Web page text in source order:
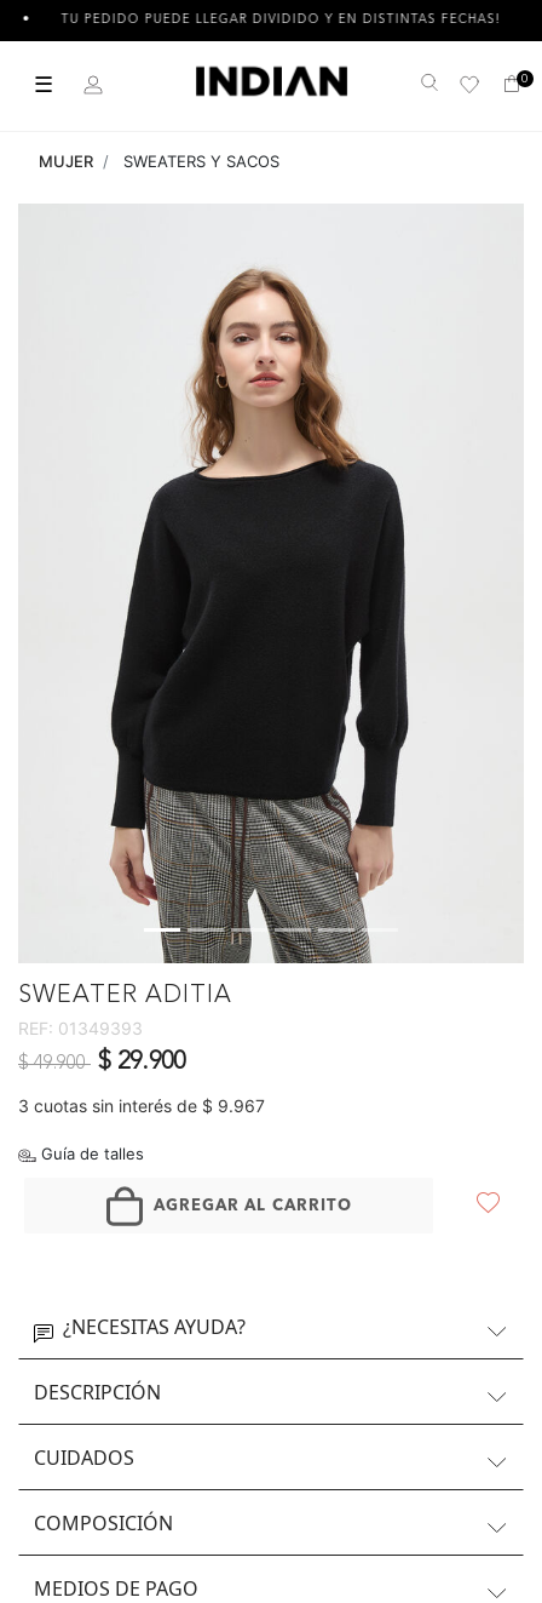
TU PEDIDO PUEDE LLEGAR DIVIDIDO Y EN DISTINTAS FECHAS!
☰ Buscar 0
MUJER SWEATERS Y SACOS
SWEATER ADITIA
REF: 01349393
Precio reducido de
$ 49.900 a$ 29.900
3 cuotas sin interés de $ 9.967
Guía de talles
AGREGAR AL CARRITO
¿NECESITAS AYUDA?
DESCRIPCIÓN
CUIDADOS
COMPOSICIÓN
MEDIOS DE PAGO